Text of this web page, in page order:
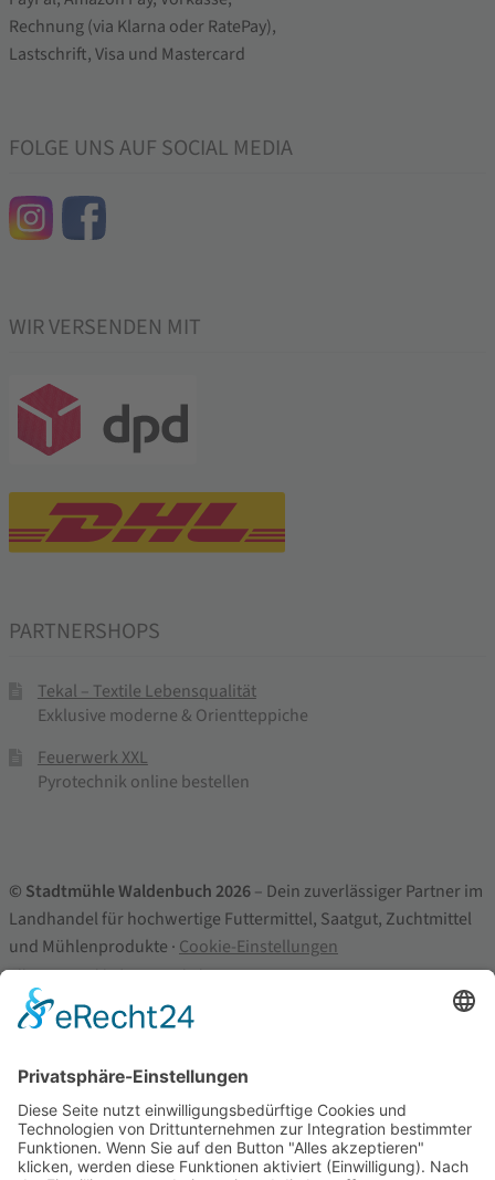
FOLGE UNS AUF SOCIAL MEDIA
WIR VERSENDEN MIT
PARTNERSHOPS
Tekal – Textile Lebensqualität
Exklusive moderne & Orientteppiche
Feuerwerk XXL
Pyrotechnik online bestellen
© Stadtmühle Waldenbuch 2026– Dein zuverlässiger Partner im
Landhandel für hochwertige Futtermittel, Saatgut, Zuchtmittel
und Mühlenprodukte · Cookie-Einstellungen
Alle Preise inkl. der gesetzlichen MwSt.
Die durchgestrichenen Preise entsprechen dem bisherigen Preis in
diesem Online-Shop.